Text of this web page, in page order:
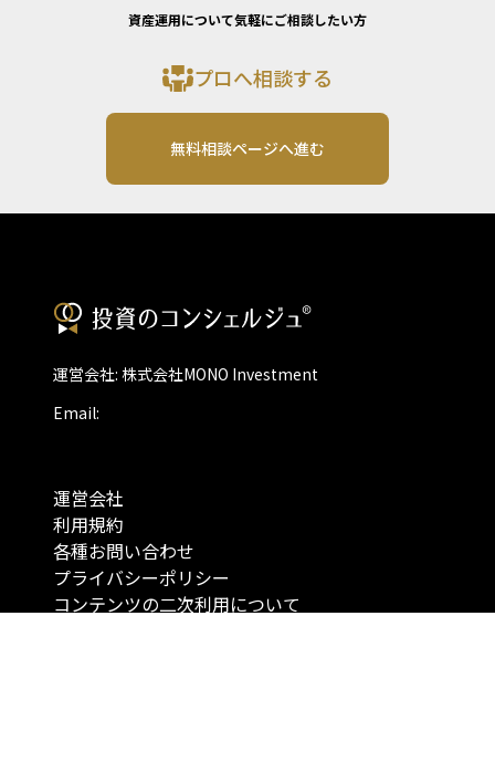
資産運用について気軽にご相談したい方
プロへ相談する
無料相談ページへ進む
運営会社: 株式会社MONO Investment
Email:
運営会社
利用規約
各種お問い合わせ
プライバシーポリシー
コンテンツの二次利用について